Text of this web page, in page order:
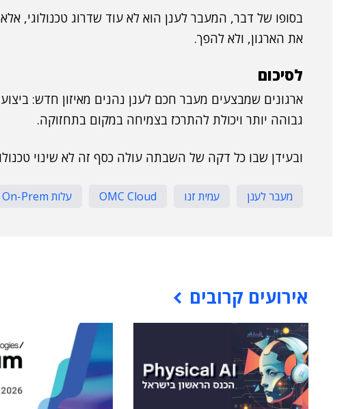
בסופו של דבר, המעבר לענן הוא לא עוד שדרוג טכנולוגי,
את הארגון, ולא להפך.
לסיכום
ארגונים שמבצעים מעבר חכם לענן נהנים מאיזון חדש:
גבוהה יותר ויכולת להתרכז בצמיחה במקום בתחזוקה.
ובעידן שבו כל דקה של השבתה עולה כסף זה לא שינוי
מעבר לענן עמית זנו OMC Cloud עלות On-Prem
אירועים קרובים